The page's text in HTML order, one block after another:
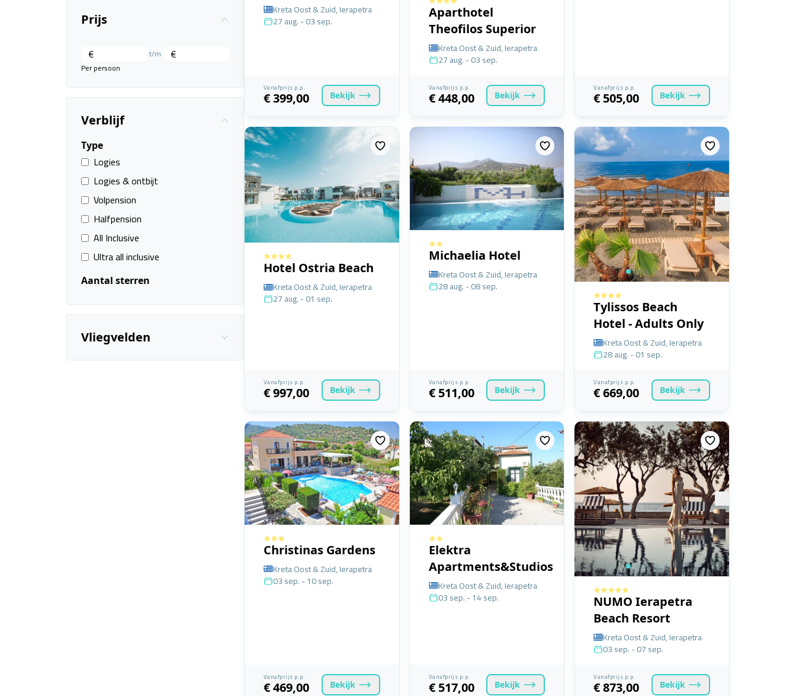
Prijs
€ t/m €
Per persoon
Verblijf
Type
Logies
Logies & ontbijt
Volpension
Halfpension
All Inclusive
Ultra all inclusive
Aantal sterren
Vliegvelden
Kreta Oost & Zuid, Ierapetra
27 aug. - 03 sep.
Vanafprijs p.p.
€ 399,00 Bekijk
Aparthotel
Theofilos Superior
Kreta Oost & Zuid, Ierapetra
27 aug. - 03 sep.
Vanafprijs p.p.
€ 448,00 Bekijk
Vanafprijs p.p.
€ 505,00 Bekijk
Hotel Ostria Beach
Kreta Oost & Zuid, Ierapetra
27 aug. - 01 sep.
Vanafprijs p.p.
€ 997,00 Bekijk
Michaelia Hotel
Kreta Oost & Zuid, Ierapetra
28 aug. - 08 sep.
Vanafprijs p.p.
€ 511,00 Bekijk
Tylissos Beach
Hotel - Adults Only
Kreta Oost & Zuid, Ierapetra
28 aug. - 01 sep.
Vanafprijs p.p.
€ 669,00 Bekijk
Christinas Gardens
Kreta Oost & Zuid, Ierapetra
03 sep. - 10 sep.
Vanafprijs p.p.
€ 469,00 Bekijk
Elektra
Apartments&Studios
Kreta Oost & Zuid, Ierapetra
03 sep. - 14 sep.
Vanafprijs p.p.
€ 517,00 Bekijk
NUMO Ierapetra
Beach Resort
Kreta Oost & Zuid, Ierapetra
03 sep. - 07 sep.
Vanafprijs p.p.
€ 873,00 Bekijk